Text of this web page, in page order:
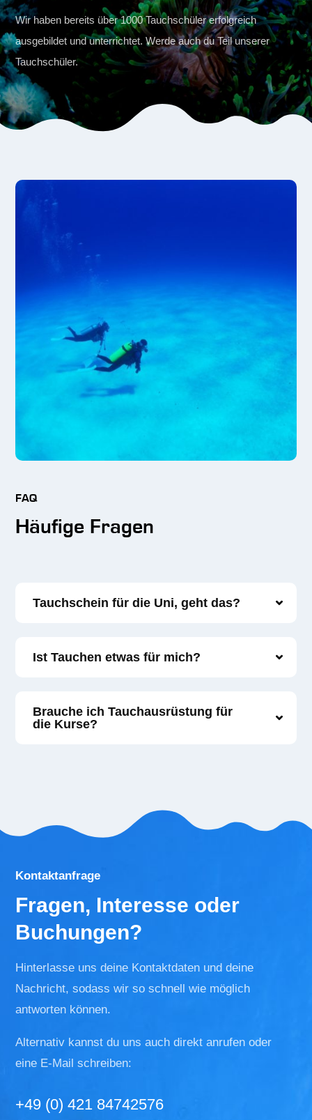
Wir haben bereits über 1000 Tauchschüler erfolgreich
ausgebildet und unterrichtet. Werde auch du Teil unserer
Tauchschüler.
FAQ
Häufige Fragen
Tauchschein für die Uni, geht das?
Ist Tauchen etwas für mich?
Brauche ich Tauchausrüstung für
die Kurse?
Kontaktanfrage
Fragen, Interesse oder
Buchungen?
Hinterlasse uns deine Kontaktdaten und deine
Nachricht, sodass wir so schnell wie möglich
antworten können.
Alternativ kannst du uns auch direkt anrufen oder
eine E-Mail schreiben:
+49 (0) 421 84742576